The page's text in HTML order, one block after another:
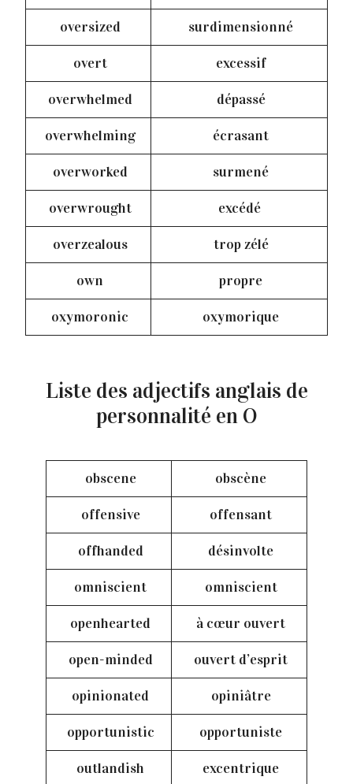
oversized surdimensionné
overt excessif
overwhelmed dépassé
overwhelming écrasant
overworked surmené
overwrought excédé
overzealous trop zélé
own propre
oxymoronic oxymorique
Liste des adjectifs anglais de
personnalité en O
obscene obscène
offensive offensant
offhanded désinvolte
omniscient omniscient
openhearted à cœur ouvert
open-minded ouvert d’esprit
opinionated opiniâtre
opportunistic opportuniste
outlandish excentrique